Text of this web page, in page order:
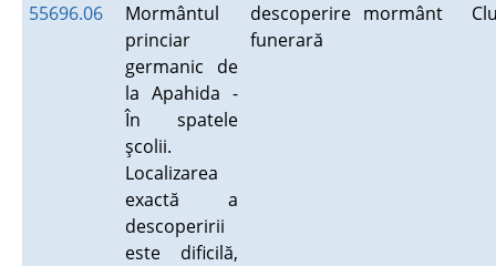
55696.06
Mormântul
princiar
germanic de
la Apahida -
În spatele
şcolii.
Localizarea
exactă a
descoperirii
este dificilă,
descoperire
funerară
mormânt